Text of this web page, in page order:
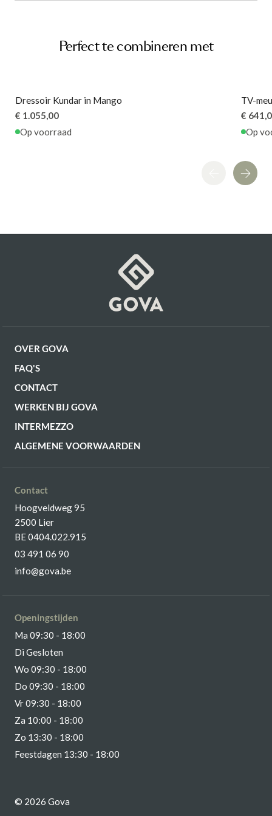
G12150112455
Aantal lades 1 Lade
Perfect te combineren met
Dressoir Kundar in Mango
€ 1.055,00
Op voorraad
TV-
€
Op
OVER GOVA
FAQ'S
CONTACT
WERKEN BIJ GOVA
INTERMEZZO
ALGEMENE VOORWAARDEN
Contact
Hoogveldweg 95
2500 Lier
BE 0404.022.915
03 491 06 90
info@gova.be
Openingstijden
Ma 09:30 - 18:00
Di Gesloten
Wo 09:30 - 18:00
Do 09:30 - 18:00
Vr 09:30 - 18:00
Za 10:00 - 18:00
Zo 13:30 - 18:00
Feestdagen 13:30 - 18:00
© 2026 Gova